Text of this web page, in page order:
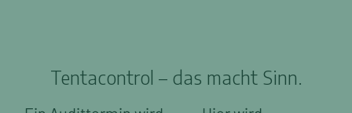
Tentacontrol – das macht Sinn.